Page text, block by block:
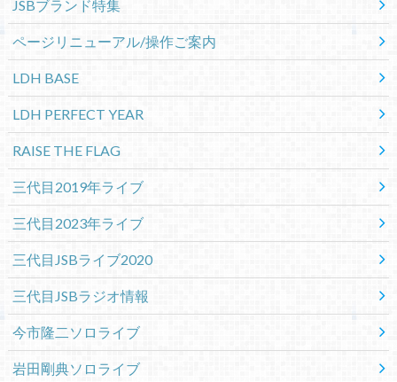
JSBブランド特集
ページリニューアル/操作ご案内
LDH BASE
LDH PERFECT YEAR
RAISE THE FLAG
三代目2019年ライブ
三代目2023年ライブ
三代目JSBライブ2020
三代目JSBラジオ情報
今市隆二ソロライブ
岩田剛典ソロライブ